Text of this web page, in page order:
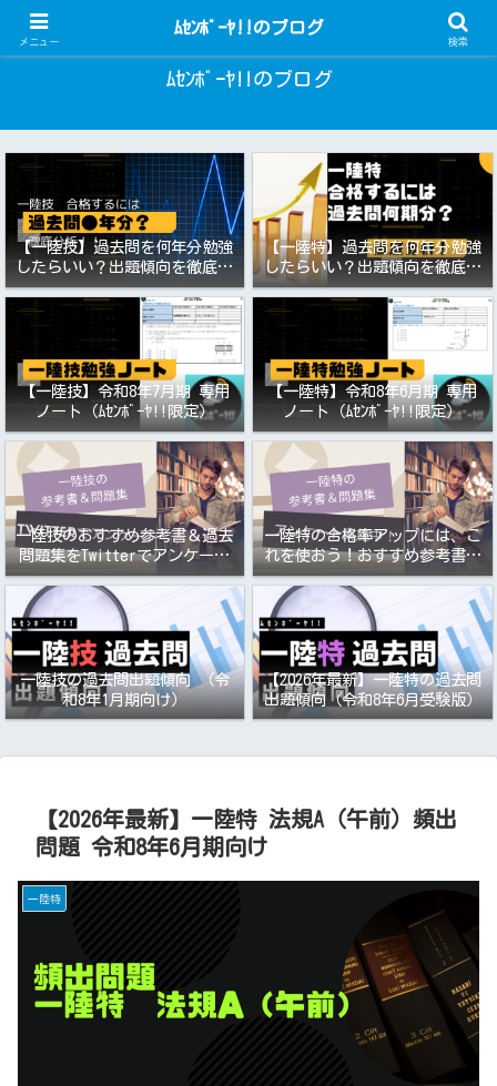
一陸技・一陸特 過去問アプリ
ﾑｾﾝﾎﾞｰﾔ!!のブログ
【一陸技】過去問を何年分勉強
したらいい？出題傾向を徹底分
析！令和8年7月期向け
【一陸特】過去問を何年分勉強
したらいい？出題傾向を徹底分
析！令和8年6月期向け（第一級
陸上特殊無線技士）
【一陸技】令和8年7月期 専用
ノート（ﾑｾﾝﾎﾞｰﾔ!!限定）
【一陸特】令和8年6月期 専用
ノート（ﾑｾﾝﾎﾞｰﾔ!!限定）
一陸技のおすすめ参考書＆過去
問題集をTwitterでアンケート
取りました
一陸特の合格率アップには、こ
れを使おう！おすすめ参考書＆
過去問題集アンケート
一陸技の過去問出題傾向 （令
和8年1月期向け）
【2026年最新】一陸特の過去問
出題傾向（令和8年6月受験版）
【2026年最新】一陸特 法規A（午前）頻出
問題 令和8年6月期向け
一陸特
メニュー
ﾑｾﾝﾎﾞｰﾔ!!のブログ
検索